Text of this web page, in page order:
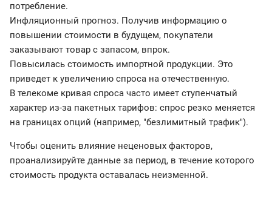
потребление.
Инфляционный прогноз. Получив информацию о
повышении стоимости в будущем, покупатели
заказывают товар с запасом, впрок.
Повысилась стоимость импортной продукции. Это
приведет к увеличению спроса на отечественную.
В телекоме кривая спроса часто имеет ступенчатый
характер из-за пакетных тарифов: спрос резко меняется
на границах опций (например, "безлимитный трафик").
Чтобы оценить влияние неценовых факторов,
проанализируйте данные за период, в течение которого
стоимость продукта оставалась неизменной.